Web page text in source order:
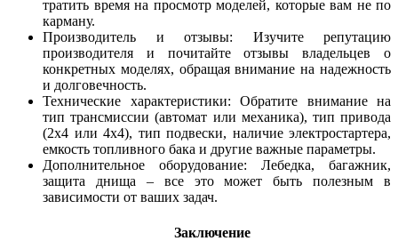
тратить время на просмотр моделей, которые вам не по
карману.
Производитель и отзывы: Изучите репутацию
производителя и почитайте отзывы владельцев о
конкретных моделях, обращая внимание на надежность
и долговечность.
Технические характеристики: Обратите внимание на
тип трансмиссии (автомат или механика), тип привода
(2х4 или 4х4), тип подвески, наличие электростартера,
емкость топливного бака и другие важные параметры.
Дополнительное оборудование: Лебедка, багажник,
защита днища – все это может быть полезным в
зависимости от ваших задач.
Заключение